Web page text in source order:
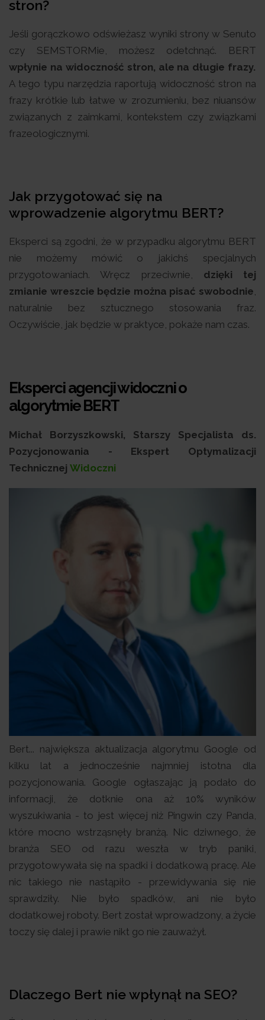
stron?
Jeśli gorączkowo odświeżasz wyniki strony w Senuto
czy SEMSTORMie, możesz odetchnąć. BERT
wpłynie na widoczność stron, ale na długie frazy.
A tego typu narzędzia raportują widoczność stron na
frazy krótkie lub łatwe w zrozumieniu, bez niuansów
związanych z zaimkami, kontekstem czy związkami
frazeologicznymi.
Jak przygotować się na
wprowadzenie algorytmu BERT?
Eksperci są zgodni, że w przypadku algorytmu BERT
nie możemy mówić o jakichś specjalnych
przygotowaniach. Wręcz przeciwnie, dzięki tej
zmianie wreszcie będzie można pisać swobodnie
naturalnie bez sztucznego stosowania fraz.
Oczywiście, jak będzie w praktyce, pokaże nam czas.
Eksperci agencji widoczni o
algorytmie BERT
Michał Borzyszkowski, Starszy Specjalista ds.
Pozycjonowania - Ekspert Optymalizacji
Technicznej Widoczni
Bert... największa aktualizacja algorytmu Google od
kilku lat a jednocześnie najmniej istotna dla
pozycjonowania. Google ogłaszając ją podało do
informacji, że dotknie ona aż 10% wyników
wyszukiwania - to jest więcej niż Pingwin czy Panda,
które mocno wstrząsnęły branżą. Nic dziwnego, że
branża SEO od razu weszła w tryb paniki,
przygotowywała się na spadki i dodatkową pracę. Ale
nic takiego nie nastąpiło - przewidywania się nie
sprawdziły. Nie było spadków, ani nie było
dodatkowej roboty. Bert został wprowadzony, a życie
toczy się dalej i prawie nikt go nie zauważył.
Dlaczego Bert nie wpłynął na SEO?